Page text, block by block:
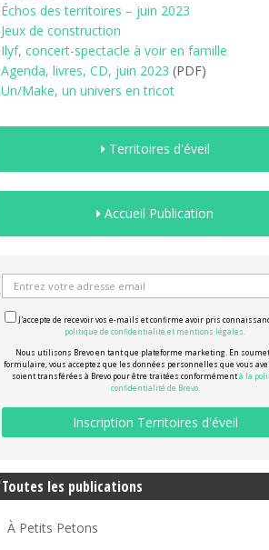
Échos des territoires – juin 2023
Jeux de construction
Ilyf, concert-spectacle à voir en famille
Agenda, livres, CD, juin 2023 (PDF)
Un/Make, un univers en tricot
Territoires d'éveil
Accueil Publication
J'accepte de recevoir vos e-mails et confirme avoir pris
politique de confidentialité et mentions légales.
Nous utilisons Brevo en tant que plateforme marketing. En
formulaire, vous acceptez que les données personnelles que vous
soient transférées à Brevo pour être traitées conformémentà la
confidentialité de Brevo.
Toutes les publications